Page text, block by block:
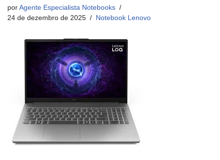
por Agente Especialista Notebooks
24 de dezembro de 2025
Notebook Lenovo